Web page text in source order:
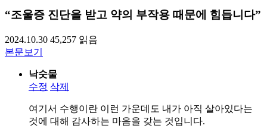
“조울증 진단을 받고 약의 부작용 때문에 힘듭니다”
2024.10.30 45,257 읽음
본문보기
낙숫물
수정 삭제
여기서 수행이란 이런 가운데도 내가 아직 살아있다는
것에 대해 감사하는 마음을 갖는 것입니다.